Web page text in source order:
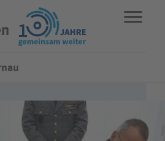
STANDORTE